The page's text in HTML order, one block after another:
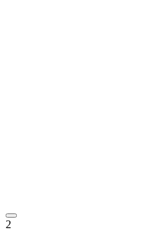
2